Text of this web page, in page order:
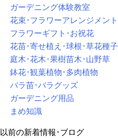
ガーデニング体験教室
花束･フラワーアレンジメント
フラワーギフト･お祝花
花苗･寄せ植え･球根･草花種子
庭木･花木･果樹苗木･山野草
鉢花･観葉植物･多肉植物
バラ苗･バラグッズ
ガーデニング用品
まめ知識
以前の新着情報･ブログ